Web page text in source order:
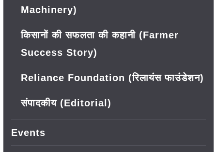
Machinery)
किसानों की सफलता की कहानी (Farmer
Success Story)
Reliance Foundation (रिलायंस फाउंडेशन)
संपादकीय (Editorial)
Events